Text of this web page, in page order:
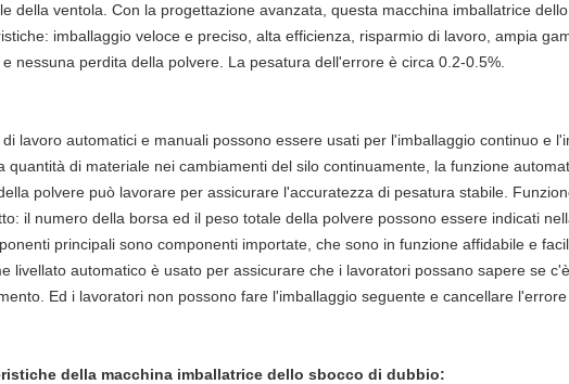
della ventola. Con la progettazione avanzata, questa macchina imballatrice
imballaggio veloce e preciso, alta efficienza, risparmio di lavoro, ampia
e nessuna perdita della polvere. La pesatura dell'errore è circa 0.2-0.5%.
lavoro automatici e manuali possono essere usati per l'imballaggio continuo e
quantità di materiale nei cambiamenti del silo continuamente, la funzione
polvere può lavorare per assicurare l'accuratezza di pesatura stabile.
il numero della borsa ed il peso totale della polvere possono essere indicati
principali sono componenti importate, che sono in funzione affidabile e
livellato automatico è usato per assicurare che i lavoratori possano sapere se
Ed i lavoratori non possono fare l'imballaggio seguente e cancellare l'errore
della macchina imballatrice dello sbocco di dubbio: